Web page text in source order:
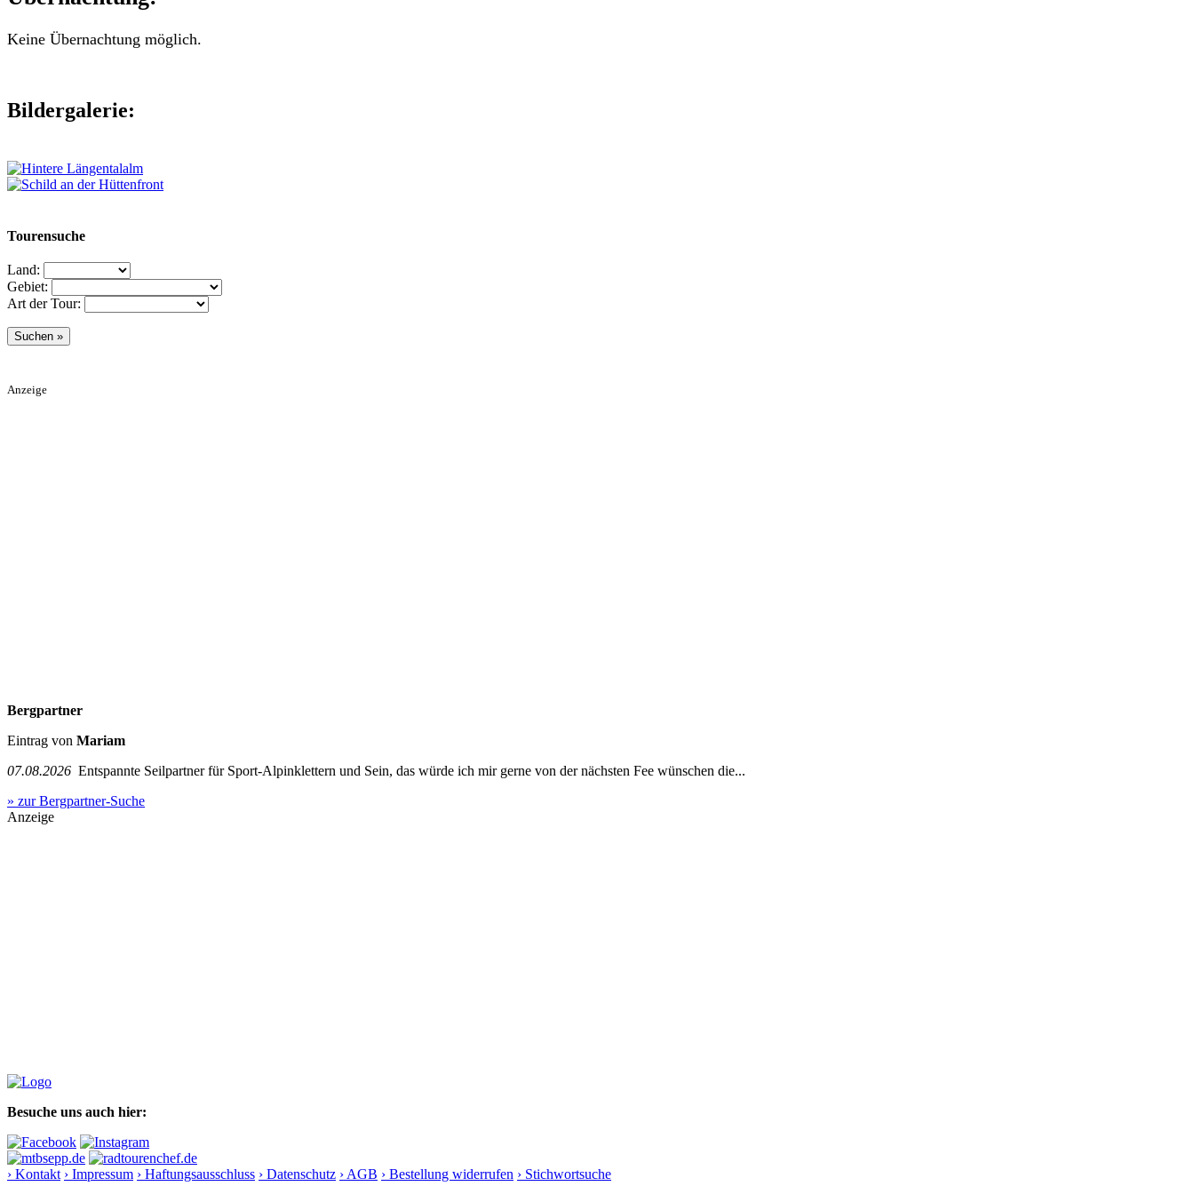
Keine Übernachtung möglich.
Bildergalerie:
Tourensuche
Land:
Gebiet:
Art der Tour:
Anzeige
Bergpartner
Eintrag von Mariam
07.08.2026 Entspannte Seilpartner für Sport-Alpinklettern und Sein, das würde ich mir gerne von der nächsten Fee wünschen die...
» zur Bergpartner-Suche
Anzeige
Besuche uns auch hier:
› Kontakt › Impressum › Haftungsausschluss › Datenschutz › AGB › Bestellung widerrufen › Stichwortsuche